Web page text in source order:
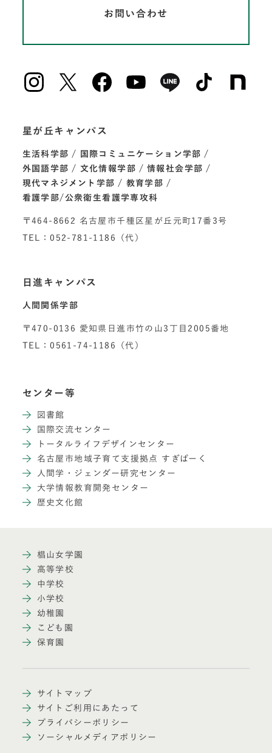
お問い合わせ
星が丘キャンパス
生活科学部
国際コミュニケーション学部
外国語学部
文化情報学部
情報社会学部
現代マネジメント学部
教育学部
看護学部/公衆衛生看護学専攻科
〒464-8662 名古屋市千種区星が丘元町17番3号
TEL：052-781-1186（代）
日進キャンパス
人間関係学部
〒470-0136 愛知県日進市竹の山3丁目2005番地
TEL：0561-74-1186（代）
センター等
図書館
国際交流センター
トータルライフデザインセンター
名古屋市地域子育て支援拠点 すぎぱーく
人間学・ジェンダー研究センター
大学情報教育開発センター
歴史文化館
椙山女学園
高等学校
中学校
小学校
幼稚園
こども園
保育園
サイトマップ
サイトご利用にあたって
プライバシーポリシー
ソーシャルメディアポリシー